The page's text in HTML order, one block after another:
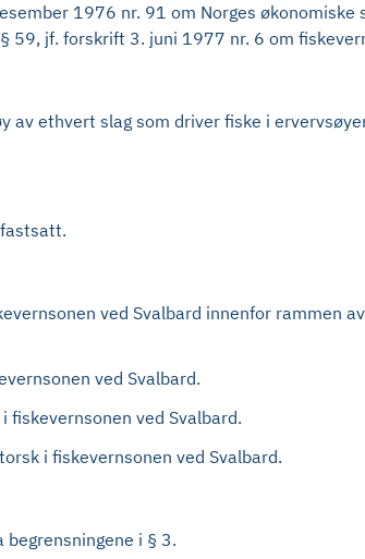
1976 nr. 91 om Norges økonomiske
jf. forskrift 3. juni 1977 nr. 6 om
ethvert slag som driver fiske i
ved Svalbard innenfor rammen
ved Svalbard.
ved Svalbard.
i fiskevernsonen ved Svalbard.
i § 3.